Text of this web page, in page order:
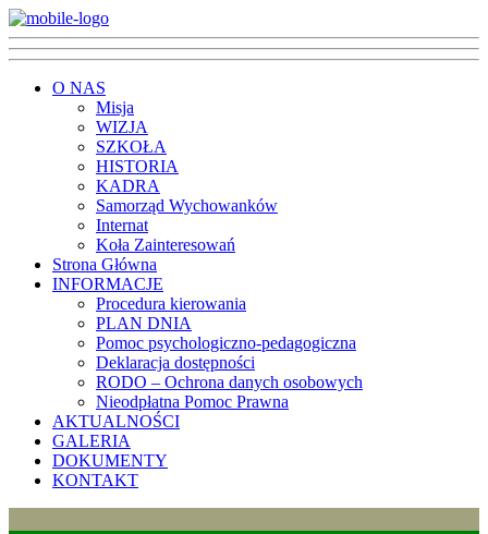
O NAS
Misja
WIZJA
SZKOŁA
HISTORIA
KADRA
Samorząd Wychowanków
Internat
Koła Zainteresowań
Strona Główna
INFORMACJE
Procedura kierowania
PLAN DNIA
Pomoc psychologiczno-pedagogiczna
Deklaracja dostępności
RODO – Ochrona danych osobowych
Nieodpłatna Pomoc Prawna
AKTUALNOŚCI
GALERIA
DOKUMENTY
KONTAKT